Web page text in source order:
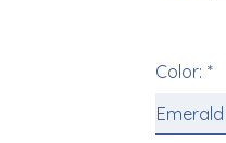
Color:*